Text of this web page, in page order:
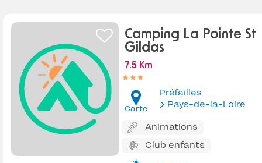
Camping La Pointe St
Gildas
7.5 Km
Carte
Préfailles
Pays-de-la-Loire
Animations
Club enfants